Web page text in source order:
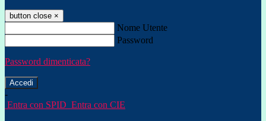
button close ×
Nome Utente
Password
Password dimenticata?
-
Entra con SPID Entra con CIE